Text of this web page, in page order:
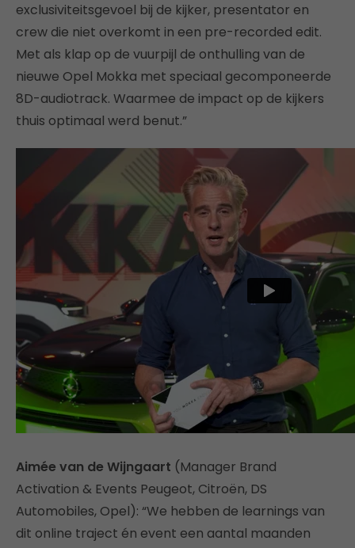
exclusiviteitsgevoel bij de kijker, presentator en
crew die niet overkomt in een pre-recorded edit.
Met als klap op de vuurpijl de onthulling van de
nieuwe Opel Mokka met speciaal gecomponeerde
8D-audiotrack. Waarmee de impact op de kijkers
thuis optimaal werd benut.”
Aimée van de Wijngaart (Manager Brand
Activation & Events Peugeot, Citroën, DS
Automobiles, Opel): “We hebben de learnings van
dit online traject én event een aantal maanden